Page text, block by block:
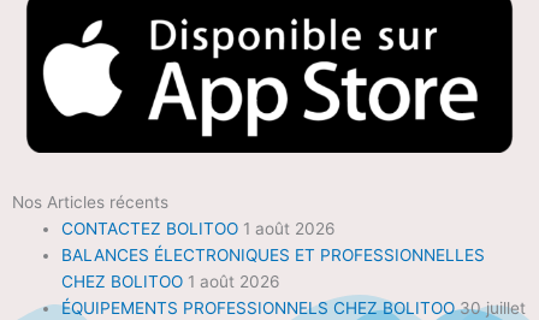
Nos Articles récents
CONTACTEZ BOLITOO 1 août 2026
BALANCES ÉLECTRONIQUES ET PROFESSIONNELLES
CHEZ BOLITOO 1 août 2026
ÉQUIPEMENTS PROFESSIONNELS CHEZ BOLITOO 30 juillet